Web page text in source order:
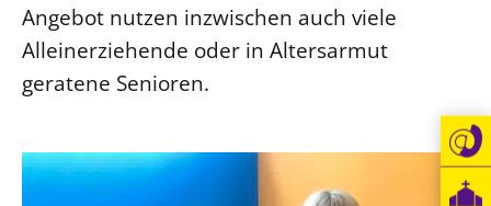
Angebot nutzen inzwischen auch viele
Alleinerziehende oder in Altersarmut
geratene Senioren.